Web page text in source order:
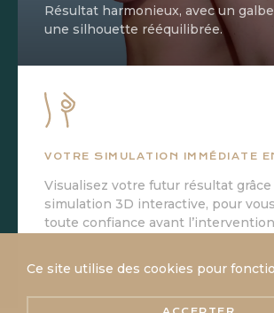
VOTRE SIMULATION IMMÉDIATE
Visualisez votre futur résultat
simulation 3D interactive, pour
toute confiance avant
SIMULEZ EN 3D
Résultat harmonieux, avec un
une silhouette rééquilibrée.
Ce site utilise des cookies pour